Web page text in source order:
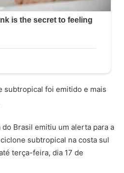
subtropical foi emitido e mais
Brasil emitiu um alerta para a
subtropical na costa sul
terça-feira, dia 17 de